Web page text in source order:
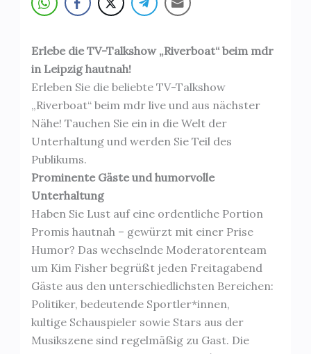
Erlebe die TV-Talkshow „Riverboat“ beim mdr
in Leipzig hautnah!
Erleben Sie die beliebte TV-Talkshow
„Riverboat“ beim mdr live und aus nächster
Nähe! Tauchen Sie ein in die Welt der
Unterhaltung und werden Sie Teil des
Publikums.
Prominente Gäste und humorvolle
Unterhaltung
Haben Sie Lust auf eine ordentliche Portion
Promis hautnah – gewürzt mit einer Prise
Humor? Das wechselnde Moderatorenteam
um Kim Fisher begrüßt jeden Freitagabend
Gäste aus den unterschiedlichsten Bereichen:
Politiker, bedeutende Sportler*innen,
kultige Schauspieler sowie Stars aus der
Musikszene sind regelmäßig zu Gast. Die